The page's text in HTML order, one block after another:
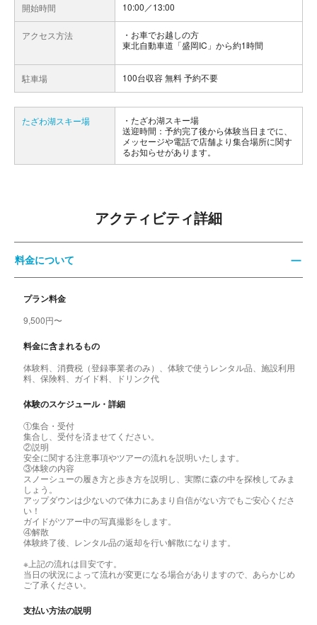
開始時間 10:00／13:00
アクセス方法
お車でお越しの方
東北自動車道「盛岡IC」から約1時間
駐車場 100台収容 無料 予約不要
たざわ湖スキー場
たざわ湖スキー場
送迎時間：予約完了後から体験当日までに、
メッセージや電話で店舗より集合場所に関す
るお知らせがあります。
アクティビティ詳細
料金について
プラン料金
9,500円〜
料金に含まれるもの
体験料、消費税（登録事業者のみ）、体験で使うレンタル品、施設利用
料、保険料、ガイド料、ドリンク代
体験のスケジュール・詳細
①集合・受付
集合し、受付を済ませてください。
②説明
安全に関する注意事項やツアーの流れを説明いたします。
③体験の内容
スノーシューの履き方と歩き方を説明し、実際に森の中を探検してみま
しょう。
アップダウンは少ないので体力にあまり自信がない方でもご安心くださ
い！
ガイドがツアー中の写真撮影をします。
④解散
体験終了後、レンタル品の返却を行い解散になります。
※上記の流れは目安です。
当日の状況によって流れが変更になる場合がありますので、あらかじめ
ご了承ください。
支払い方法の説明